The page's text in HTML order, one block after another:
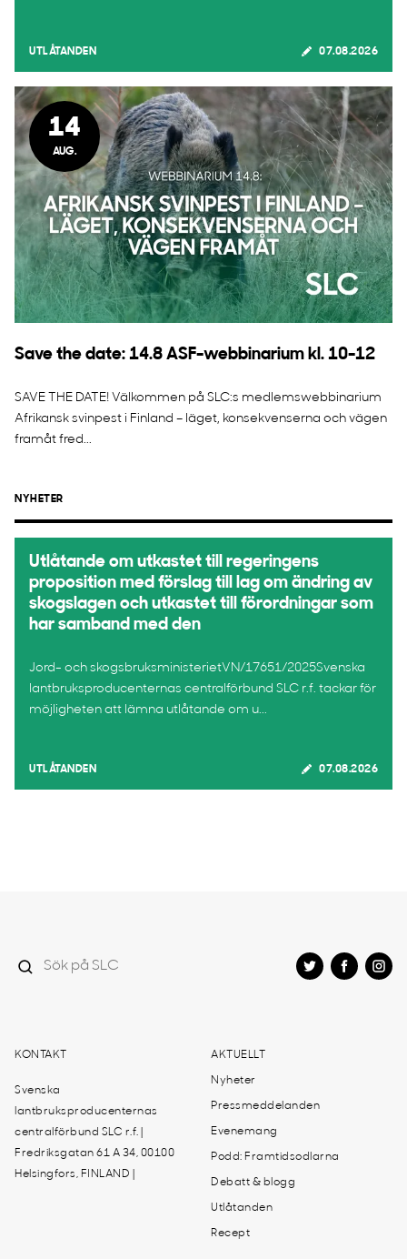
UTLÅTANDEN 07.08.2026
14
AUG.
Save the date: 14.8 ASF-webbinarium kl. 10-12
SAVE THE DATE! Välkommen på SLC:s medlemswebbinarium
Afrikansk svinpest i Finland – läget, konsekvenserna och vägen
framåt fred...
NYHETER
Utlåtande om utkastet till regeringens
proposition med förslag till lag om ändring av
skogslagen och utkastet till förordningar som
har samband med den
Jord- och skogsbruksministerietVN/17651/2025Svenska
lantbruksproducenternas centralförbund SLC r.f. tackar för
möjligheten att lämna utlåtande om u...
UTLÅTANDEN 07.08.2026
KONTAKT
Svenska
lantbruksproducenternas
centralförbund SLC r.f. |
Fredriksgatan 61 A 34, 00100
Helsingfors, FINLAND |
AKTUELLT
Nyheter
Pressmeddelanden
Evenemang
Podd: Framtidsodlarna
Debatt & blogg
Utlåtanden
Recept